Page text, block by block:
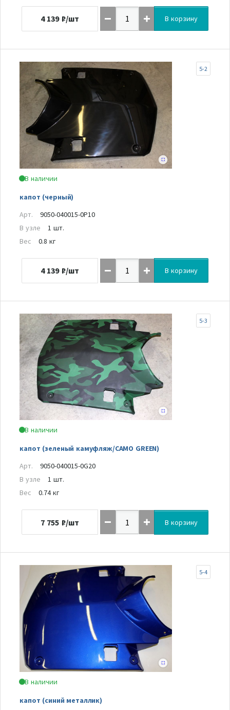
4 139 ₽/шт В корзину
В наличии
капот (черный)
5-2
Арт.
9050-040015-0P10
В узле
1 шт.
Вес
0.8 кг
4 139 ₽/шт В корзину
В наличии
капот (зеленый камуфляж/CAMO GREEN)
5-3
Арт.
9050-040015-0G20
В узле
1 шт.
Вес
0.74 кг
7 755 ₽/шт В корзину
В наличии
капот (синий металлик)
5-4